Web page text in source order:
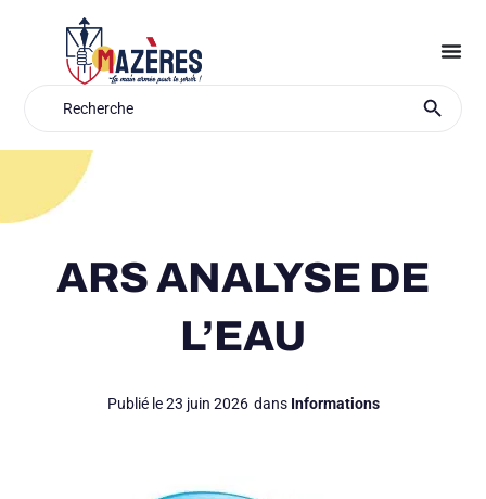
for:
ARS ANALYSE DE
L’EAU
Publié le 23 juin 2026 dans Informations